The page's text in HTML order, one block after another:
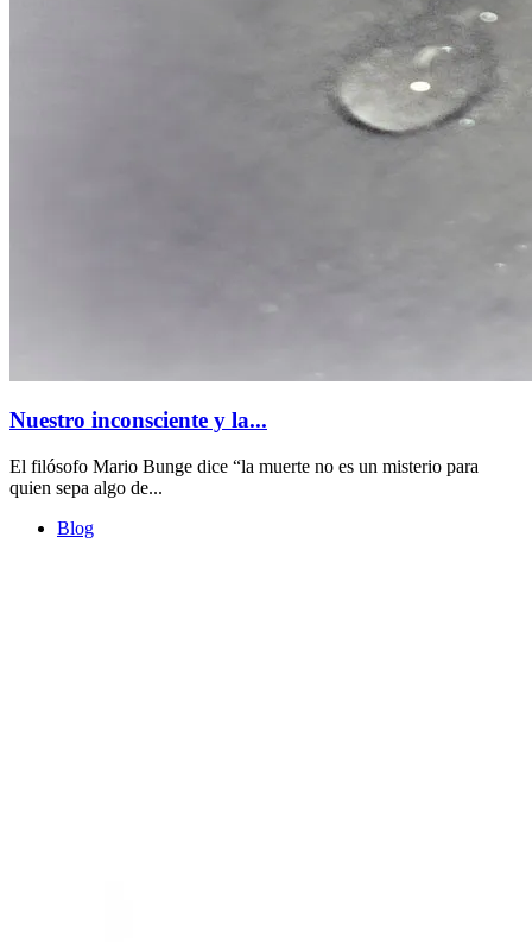
Nuestro inconsciente y la...
El filósofo Mario Bunge dice “la muerte no es un misterio para
quien sepa algo de...
Blog